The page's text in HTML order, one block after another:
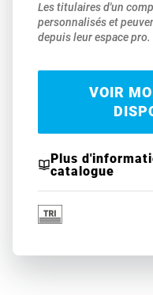
Les titulaires d'un
personnalisés et
depuis leur espace pro.
VOIR
Plus
catalogue